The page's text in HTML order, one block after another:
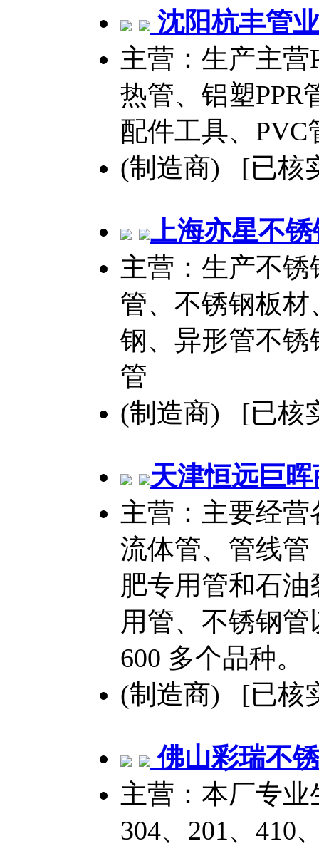
沈阳杭丰管
主营：生产主营
热管、铝塑PPR
配件工具、PVC
(制造商) [已核
上海亦星不锈
主营：生产不
管、不锈钢板
钢、异形管不
管
(制造商) [已核
天津恒远巨
主营：主要经
流体管、管线
肥专用管和石
用管、不锈钢
600 多个品种。
(制造商) [已核
佛山彩瑞不
主营：本厂专
304、201、410